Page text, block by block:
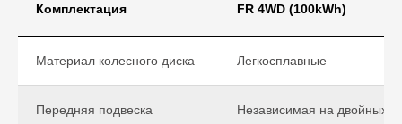
Комплектация FR 4WD (100kWh)
Материал колесного диска Легкосплавные
Передняя подвеска Независимая на двойных